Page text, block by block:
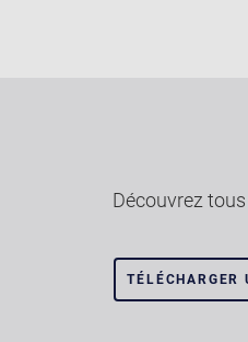
Découvrez
TÉLÉCHARGER